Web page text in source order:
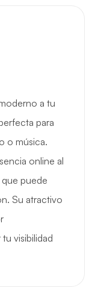
a tu
para
o música.
online al
puede
Su atractivo
visibilidad